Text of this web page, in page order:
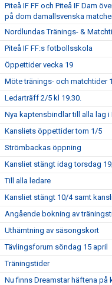
Piteå IF FF och Piteå IF Dam
på dom damallsvenska
Nordlundas Tränings- &
Piteå IF FF:s fotbollsskola
Öppettider vecka 19
Möte tränings- och matchtider
Ledarträff 2/5 kl 19.30.
Nya kaptensbindlar till alla lag i
Kansliets öppettider tom 1/5
Strömbackas öppning
Kansliet stängt idag torsdag
Till alla ledare
Kansliet stängt 10/4 samt
Angående bokning av
Uthämtning av säsongskort
Tävlingsforum söndag 15 april
Träningstider
Nu finns Dreamstar häftena på